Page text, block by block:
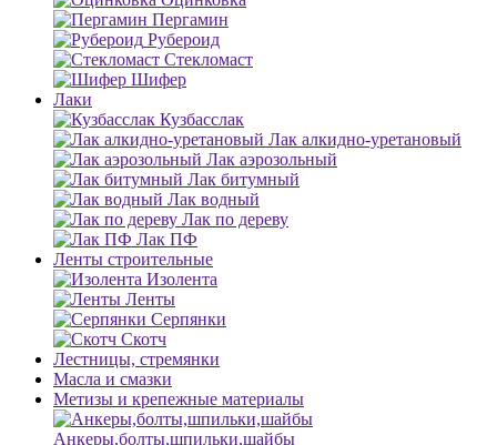
Пергамин
Рубероид
Стекломаст
Шифер
Лаки
Кузбасслак
Лак алкидно-уретановый
Лак аэрозольный
Лак битумный
Лак водный
Лак по дереву
Лак ПФ
Ленты строительные
Изолента
Ленты
Серпянки
Скотч
Лестницы, стремянки
Масла и смазки
Метизы и крепежные материалы
Анкеры,болты,шпильки,шайбы